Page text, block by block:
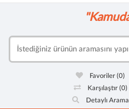
Favoriler(0)
Karşılaştır (0)
Detaylı Arama